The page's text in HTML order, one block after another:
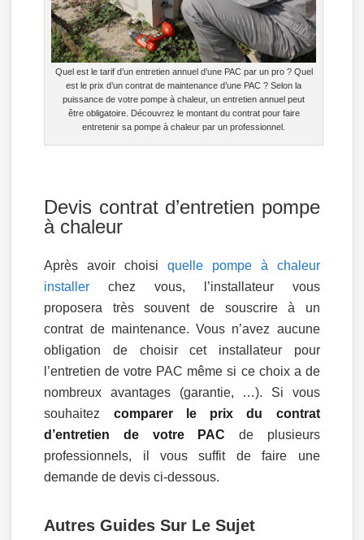
Quel est le tarif d’un entretien annuel d’une PAC par un pro ? Quel
est le prix d’un contrat de maintenance d’une PAC ? Selon la
puissance de votre pompe à chaleur, un entretien annuel peut
être obligatoire. Découvrez le montant du contrat pour faire
entretenir sa pompe à chaleur par un professionnel.
Devis contrat d’entretien pompe
à chaleur
Après avoir choisi quelle pompe à chaleur
installer chez vous, l’installateur vous
proposera très souvent de souscrire à un
contrat de maintenance. Vous n’avez aucune
obligation de choisir cet installateur pour
l’entretien de votre PAC même si ce choix a de
nombreux avantages (garantie, …). Si vous
souhaitez comparer le prix du contrat
d’entretien de votre PAC de plusieurs
professionnels, il vous suffit de faire une
demande de devis ci-dessous.
Autres Guides Sur Le Sujet